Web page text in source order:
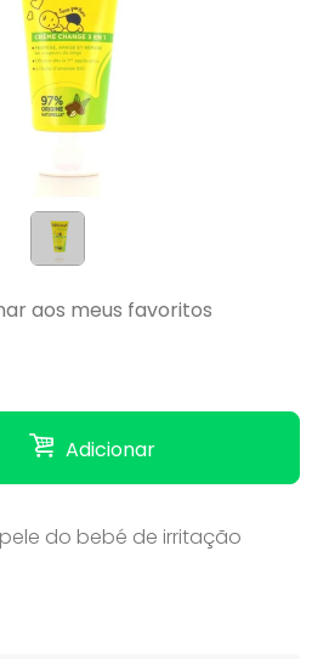
Adicionar
aos meus favoritos
do bebé de irritação